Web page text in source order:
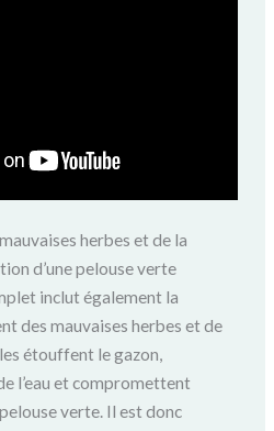
herbes et de la
d’une pelouse verte
inclut également la
des mauvaises herbes et de
étouffent le gazon,
l’eau et compromettent
verte. Il est donc